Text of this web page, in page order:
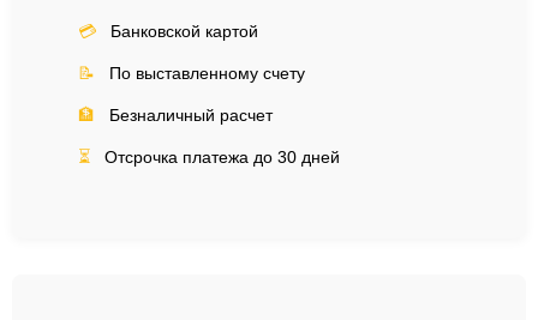
💳 Банковской картой
📝 По выставленному счету
🏦 Безналичный расчет
⏳ Отсрочка платежа до 30 дней